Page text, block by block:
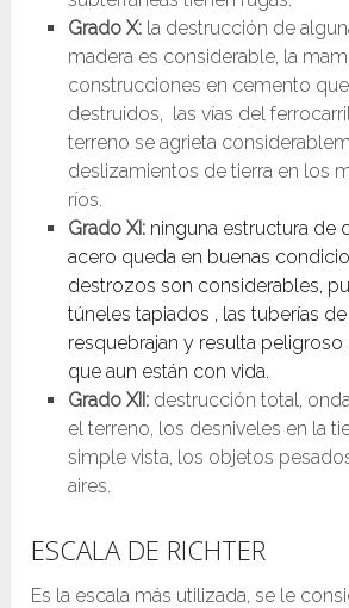
Grado X:la destrucción de
madera es considerable, la
construcciones en cemento
destruidos, las vías del
terreno se agrieta
deslizamientos de tierra en los
ríos.
Grado XI:ninguna estructura de
acero queda en buenas
destrozos son considerables,
túneles tapiados , las tuberías
resquebrajan y resulta peligroso
que aun están con vida.
Grado XII:destrucción total,
el terreno, los desniveles en la
simple vista, los objetos
aires.
ESCALA DE RICHTER
Es la escala más utilizada, se le